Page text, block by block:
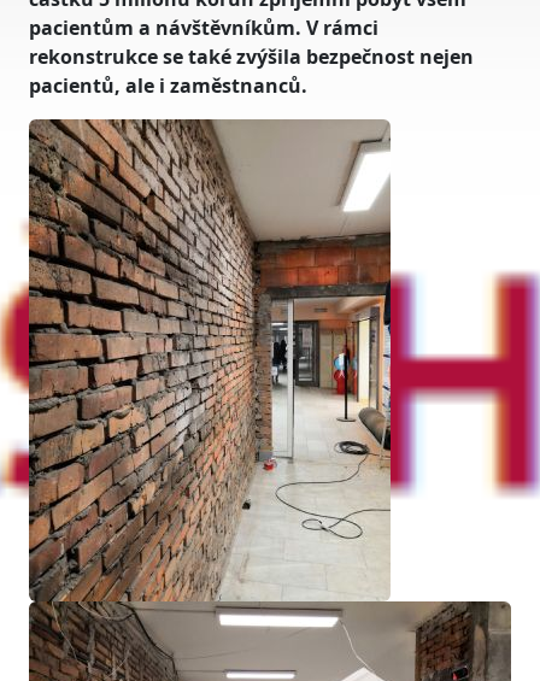
pacientům a návštěvníkům. V rámci
rekonstrukce se také zvýšila bezpečnost nejen
pacientů, ale i zaměstnanců.